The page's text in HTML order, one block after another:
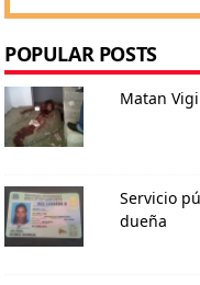
POPULAR POSTS
Matan
Servicio
dueña